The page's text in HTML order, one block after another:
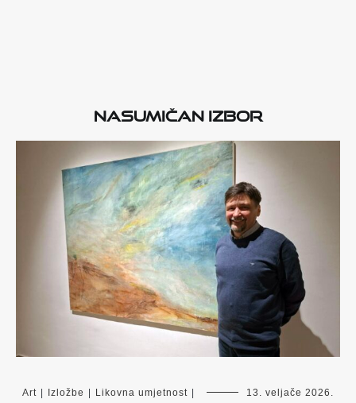
Nasumičan izbor
Art Izložbe Likovna umjetnost 13. veljače 2026.